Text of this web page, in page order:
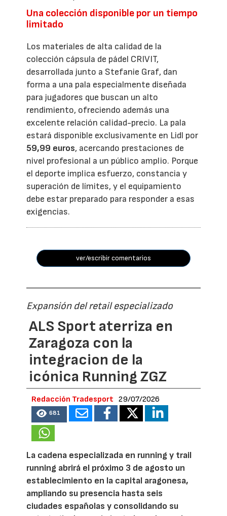
Una colección disponible por un tiempo
limitado
Los materiales de alta calidad de la
colección cápsula de pádel CRIVIT,
desarrollada junto a Stefanie Graf, dan
forma a una pala especialmente diseñada
para jugadores que buscan un alto
rendimiento, ofreciendo además una
excelente relación calidad-precio. La pala
estará disponible exclusivamente en Lidl por
59,99 euros, acercando prestaciones de
nivel profesional a un público amplio. Porque
el deporte implica esfuerzo, constancia y
superación de límites, y el equipamiento
debe estar preparado para responder a esas
exigencias.
ver/escribir comentarios
Expansión del retail especializado
ALS Sport aterriza en
Zaragoza con la
integracion de la
icónica Running ZGZ
Redacción Tradesport 29/07/2026
681
La cadena especializada en running y trail
running abrirá el próximo 3 de agosto un
establecimiento en la capital aragonesa,
ampliando su presencia hasta seis
ciudades españolas y consolidando su